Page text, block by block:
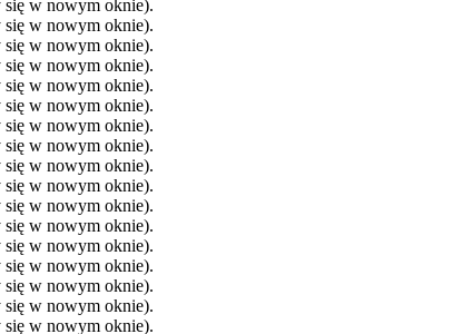
w nowym oknie).
w nowym oknie).
w nowym oknie).
w nowym oknie).
w nowym oknie).
w nowym oknie).
w nowym oknie).
w nowym oknie).
w nowym oknie).
w nowym oknie).
w nowym oknie).
w nowym oknie).
w nowym oknie).
w nowym oknie).
w nowym oknie).
w nowym oknie).
w nowym oknie).